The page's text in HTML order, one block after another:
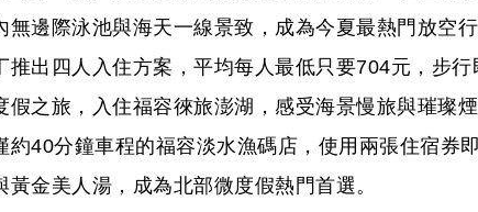
邊際泳池與海天一線景致，成為今夏最熱門放空行
出四人入住方案，平均每人最低只要704元，步行
之旅，入住福容徠旅澎湖，感受海景慢旅與璀璨煙
40分鐘車程的福容淡水漁碼店，使用兩張住宿券
金美人湯，成為北部微度假熱門首選。